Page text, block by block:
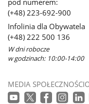
(+48) 223-692-900
Infolinia dla Obywatela
(+48) 222 500 136
W dni robocze
w godzinach: 10:00-14:00
MEDIA